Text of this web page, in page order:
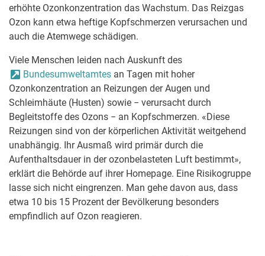
erhöhte Ozonkonzentration das Wachstum. Das Reizgas
Ozon kann etwa heftige Kopfschmerzen verursachen und
auch die Atemwege schädigen.
Viele Menschen leiden nach Auskunft des
Bundesumweltamtes an Tagen mit hoher
Ozonkonzentration an Reizungen der Augen und
Schleimhäute (Husten) sowie − verursacht durch
Begleitstoffe des Ozons − an Kopfschmerzen. «Diese
Reizungen sind von der körperlichen Aktivität weitgehend
unabhängig. Ihr Ausmaß wird primär durch die
Aufenthaltsdauer in der ozonbelasteten Luft bestimmt»,
erklärt die Behörde auf ihrer Homepage. Eine Risikogruppe
lasse sich nicht eingrenzen. Man gehe davon aus, dass
etwa 10 bis 15 Prozent der Bevölkerung besonders
empfindlich auf Ozon reagieren.